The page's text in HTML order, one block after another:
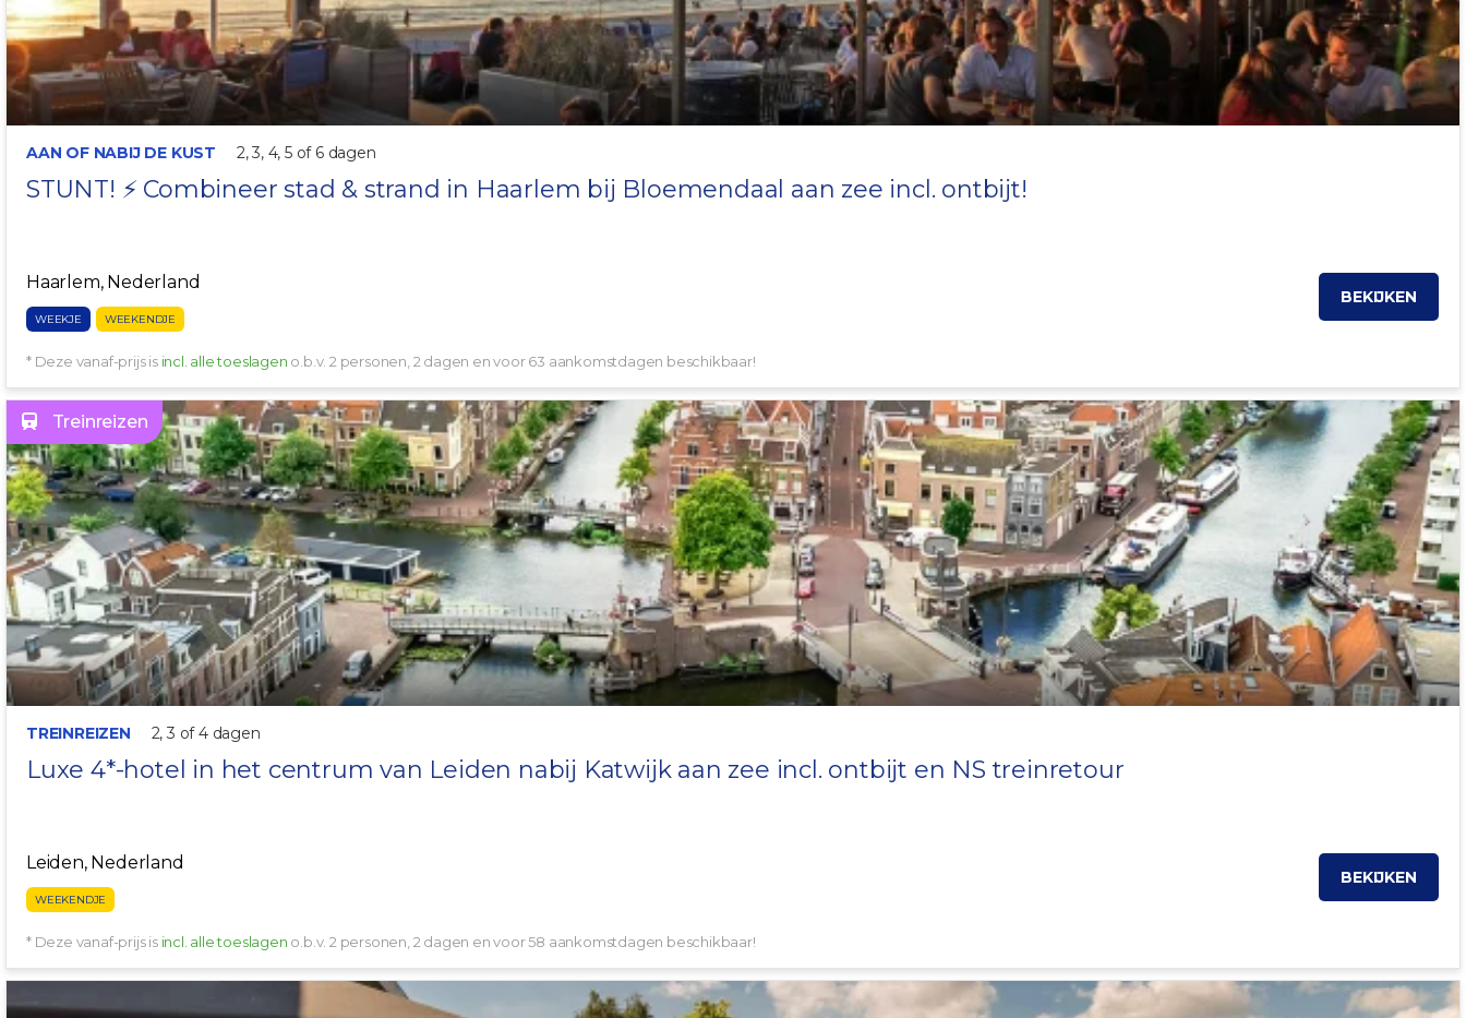
AAN OF NABIJ DE KUST 2, 3, 4, 5 of 6 dagen
STUNT! ⚡ Combineer stad & strand in Haarlem bij Bloemendaal aan zee incl. ontbijt!
Haarlem, Nederland
WEEKJE WEEKENDJE
BEKIJKEN
* Deze vanaf-prijs is incl. alle toeslagen o.b.v. 2 personen, 2 dagen en voor 63 aankomstdagen beschikbaar!
Treinreizen
NABIJ HET CENTRUM!
TREINREIZEN 2, 3 of 4 dagen
Luxe 4*-hotel in het centrum van Leiden nabij Katwijk aan zee incl. ontbijt en NS treinretour
Leiden, Nederland
WEEKENDJE
BEKIJKEN
* Deze vanaf-prijs is incl. alle toeslagen o.b.v. 2 personen, 2 dagen en voor 58 aankomstdagen beschikbaar!